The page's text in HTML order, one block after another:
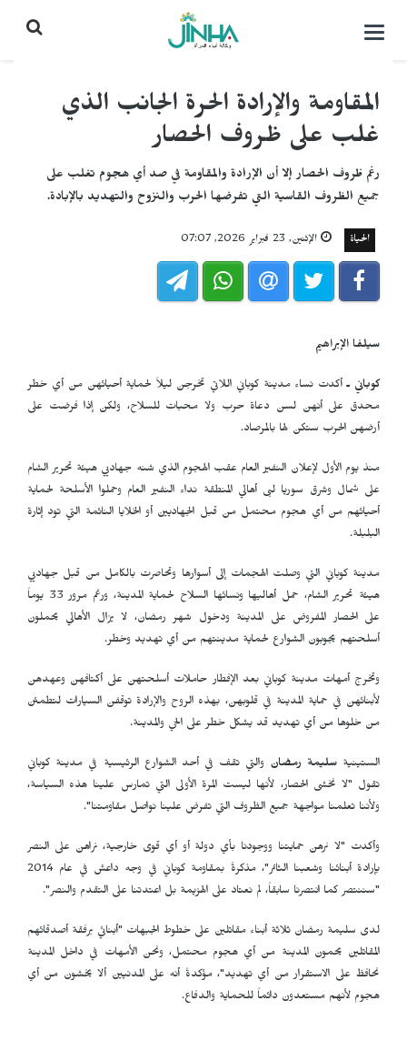
التحكم
المقاومة والإرادة الحرة الجانب الذي
غلب على ظروف الحصار
رغم ظروف الحصار إلا أن الإرادة والمقاومة في صد أي هجوم تغلب على
جميع الظروف القاسية التي تفرضها الحرب والنزوح والتهديد بالإبادة.
الحياة الإثنين, 23 فبراير 2026, 07:07
سيلفا الإبراهيم
كوباني ـأكدت نساء مدينة كوباني اللاتي تخرجن ليلاً لحماية أحيائهن من أي خطر
محدق على أنهن لسن دعاة حرب ولا محبات للسلاح، ولكن إذا فرضت على
أرضهن الحرب ستكن لها بالمرصاد.
منذ يوم الأول لإعلان النفير العام عقب الهجوم الذي شنه جهاديي هيئة تحرير الشام
على شمال وشرق سوريا لبى أهالي المنطقة نداء النفير العام وحملوا الأسلحة لحماية
أحيائهم من أي هجوم محتمل من قبل الجهاديين أو الخلايا النائمة التي تود إثارة
البلبلة.
مدينة كوباني التي وصلت الهجمات إلى أسوارها وتحاصرت بالكامل من قبل جهاديي
هيئة تحرير الشام، حمل أهاليها ونسائها السلاح لحماية المدينة، ورغم مرور 33 يوماً
على الحصار المفروض على المدينة ودخول شهر رمضان، لا يزال الأهالي يحملون
أسلحتهم يجوبون الشوارع لحماية مدينتهم من أي تهديد وخطر.
وتخرج أمهات مدينة كوباني بعد الإفطار حاملات أسلحتهن على أكتافهن وعهدهن
لأبنائهن في حماية المدينة في قلوبهن، بهذه الروح والإرادة توقفن السيارات لتطمئن
من خلوها من أي تهديد قد يشكل خطر على الحي والمدينة.
الستينيةسليمة رمضان والتي تقف في أحد الشوارع الرئيسية في مدينة كوباني
تقول "لا نخشى الحصار، لأنها ليست المرة الأولى التي تمارس علينا هذه السياسة،
ولأننا تعلمنا مواجهة جميع الظروف التي تفرض علينا نواصل مقاومتنا".
وأكدت "لا نرهن حمايتنا ووجودنا بأي دولة أو أي قوى خارجية، نراهن على النصر
بإرادة أبنائنا وشعبنا الثائر"، مذكرةً بمقاومة كوباني في وجه داعش في عام 2014
"سننتصر كما انتصرنا سابقاً، لم نعتاد على الهزيمة بل اعتدتنا على التقدم والنصر".
لدى سليمة رمضان ثلاثة أبناء مقاتلين على خطوط الجبهات "أبنائي برفقة أصدقائهم
المقاتلين يحمون المدينة من أي هجوم محتمل، ونحن الأمهات في داخل المدينة
نحافظ على الاستقرار من أي تهديد"، مؤكدةً أنه على المدنيين ألا يخشون من أي
هجوم لأنهم مستعدون دائماً للحماية والدفاع.